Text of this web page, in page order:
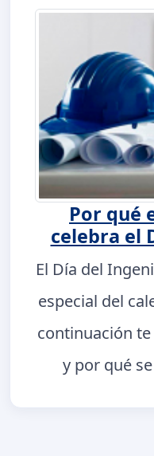
Por qué
celebra el
El Día del
especial del
continuación
y por qué